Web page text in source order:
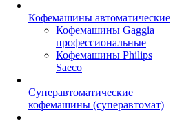
Кофемашины автоматические
Кофемашины Gaggia
профессиональные
Кофемашины Philips
Saeco
Суперавтоматические
кофемашины (суперавтомат)